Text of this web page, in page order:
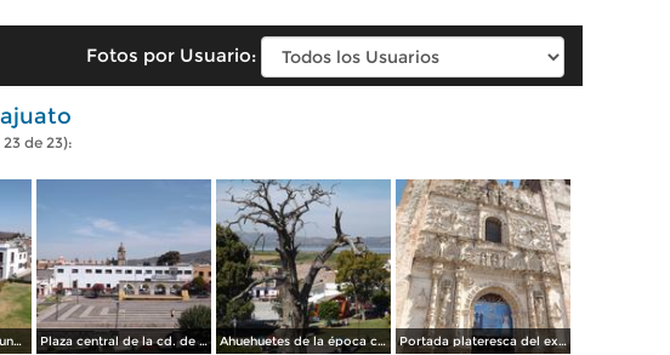
Fotos por Usuario:
de 23):
Parque central y la laguna de Yuriria, Gto. Noviembre/2012 Plaza central de la cd. de Yuriria, Gto. "Pueblo Mágico". Noviembre/2012 Ahuehuetes de la época colonial en el atrio (Siglo XVI). Noviembre/2012 Portada plateresca del ex-convento del siglo XVI. Noviembre/2012